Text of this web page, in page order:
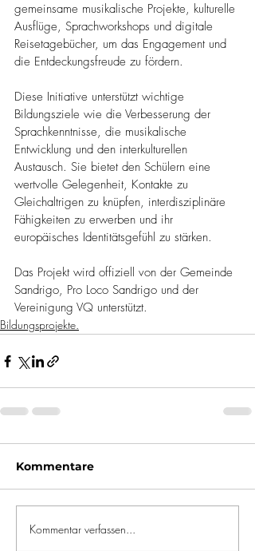
gemeinsame musikalische Projekte, kulturelle
Ausflüge, Sprachworkshops und digitale
Reisetagebücher, um das Engagement und
die Entdeckungsfreude zu fördern.
Diese Initiative unterstützt wichtige
Bildungsziele wie die Verbesserung der
Sprachkenntnisse, die musikalische
Entwicklung und den interkulturellen
Austausch. Sie bietet den Schülern eine
wertvolle Gelegenheit, Kontakte zu
Gleichaltrigen zu knüpfen, interdisziplinäre
Fähigkeiten zu erwerben und ihr
europäisches Identitätsgefühl zu stärken.
Das Projekt wird offiziell von der Gemeinde
Sandrigo, Pro Loco Sandrigo und der
Vereinigung VQ unterstützt.
Bildungsprojekte.
Kommentare
Kommentar verfassen...